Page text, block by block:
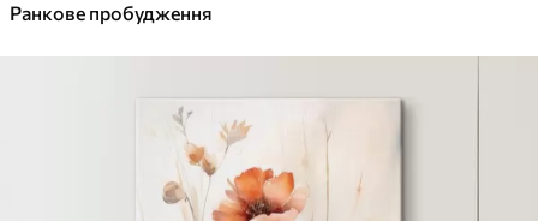
Ранкове пробудження